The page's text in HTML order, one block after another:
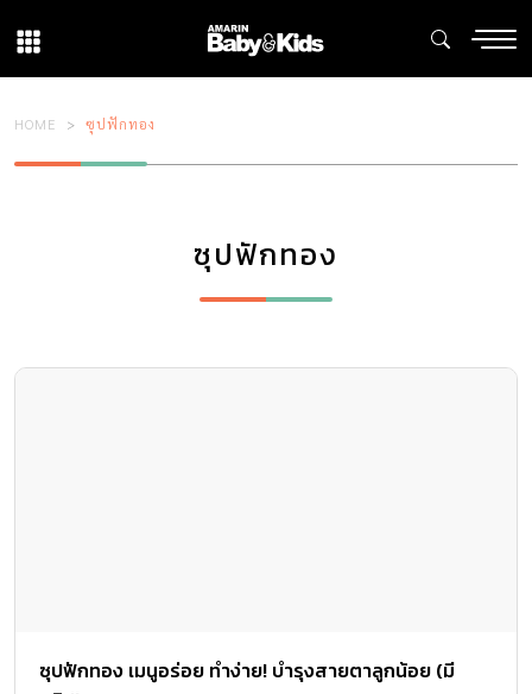
HOME ซุปฟักทอง
ซุปฟักทอง
ซุปฟักทอง เมนูอร่อย ทำง่าย! บำรุงสายตาลูกน้อย (มี